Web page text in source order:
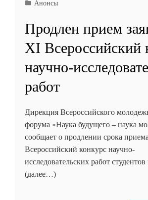
Анонсы
Продлен прием
XI Всероссийский
научно-
работ
Дирекция Всероссийского
форума «Наука будущего – наука
сообщает о продлении срока
Всероссийский конкурс научно-
исследовательских работ
(далее…)